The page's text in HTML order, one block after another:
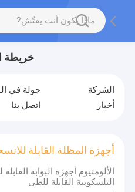
خريطة
الشركة جولة في
أخبار
اتصل بنا
أجهزة المظلة القابلة
الألومنيوم أجهزة البوابة
التلسكوبية القابلة للطي